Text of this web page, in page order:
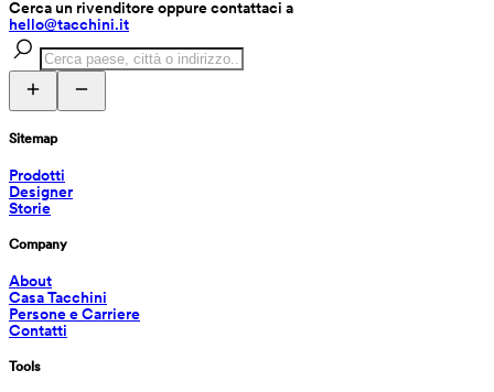
Cerca un rivenditore oppure contattaci a
hello@tacchini.it
Sitemap
Prodotti
Designer
Storie
Company
About
Casa Tacchini
Persone e Carriere
Contatti
Tools